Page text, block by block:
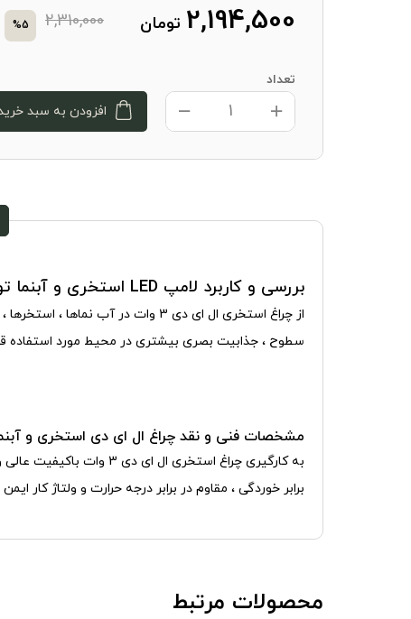
2,194,500 تومان 2,310,000
%5
تعداد
افزودن به سبد
بررسی و کاربرد لامپ LED استخری و آبنما توکار 3 وات FEC کد 3004:
از چراغ استخری ال ای دی 3 وات
سطوح ، جذابیت بصری بیشتری در محیط مورد استفاده
مشخصات فنی و نقد چراغ ال ای دی استخری و
برابر خوردگی ، مقاوم در برابر درجه حرارت و ولتاژ کار ایمن 12 ولت از ایده آل ترین مشخصه های انتخاب چراغ های ضد آب می باشند.
محصولات مرتبط